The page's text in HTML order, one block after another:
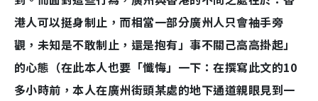
港人可以挺身制止，而相當一部分廣州人只會袖手旁
觀，未知是不敢制止，還是抱有」事不關己高高掛起」
的心態（在此本人也要「懺悔」一下：在撰寫此文的10
多小時前，本人在廣州街頭某處的地下通道親眼見到一